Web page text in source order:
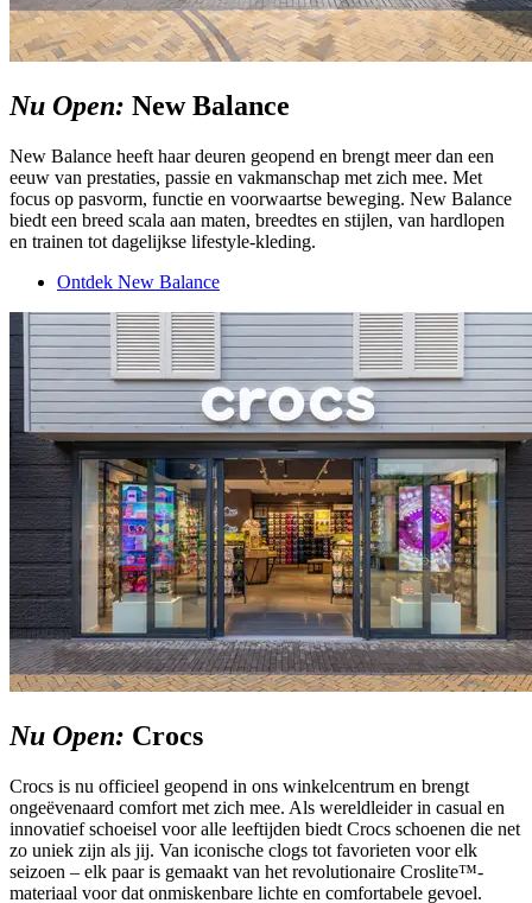
Nu Open: New Balance
New Balance heeft haar deuren geopend en brengt meer dan een
eeuw van prestaties, passie en vakmanschap met zich mee. Met
focus op pasvorm, functie en voorwaartse beweging. New Balance
biedt een breed scala aan maten, breedtes en stijlen, van hardlopen
en trainen tot dagelijkse lifestyle-kleding.
Ontdek New Balance
Nu Open: Crocs
Crocs is nu officieel geopend in ons winkelcentrum en brengt
ongeëvenaard comfort met zich mee. Als wereldleider in casual en
innovatief schoeisel voor alle leeftijden biedt Crocs schoenen die net
zo uniek zijn als jij. Van iconische clogs tot favorieten voor elk
seizoen – elk paar is gemaakt van het revolutionaire Croslite™-
materiaal voor dat onmiskenbare lichte en comfortabele gevoel.